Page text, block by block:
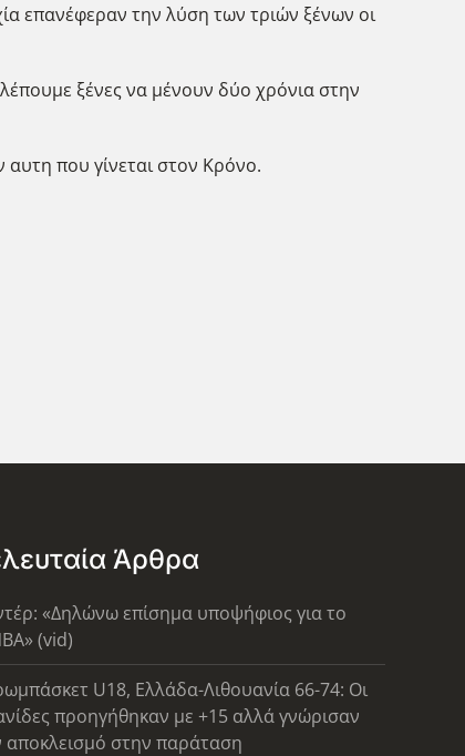
επανέφεραν την λύση των τριών ξένων οι
ξένες να μένουν δύο χρόνια στην
αυτη που γίνεται στον Κρόνο.
Άρθρα
«Δηλώνω επίσημα υποψήφιος για το
(vid)
U18, Ελλάδα-Λιθουανία 66-74: Οι
προηγήθηκαν με +15 αλλά γνώρισαν
αποκλεισμό στην παράταση